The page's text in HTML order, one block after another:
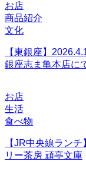
お店
商品紹介
文化
【東銀座】
銀座志ま亀本店に
お店
生活
食べ物
【JR中央線ラン
リー茶房 頑亭文庫